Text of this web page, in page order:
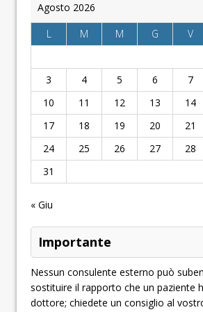
Agosto 2026
L
M M G V
3
4 5 6 7
10
11 12 13 14
17
18 19 20 21
24
25 26 27 28
31
« Giu
Importante
Nessun consulente esterno può
sostituire il rapporto che un paziente
dottore; chiedete un consiglio al